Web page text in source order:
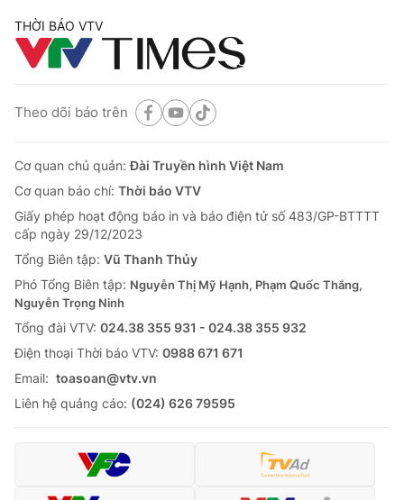
THỜI BÁO VTV
Theo dõi báo trên
Cơ quan chủ quản:Đài Truyền hình Việt Nam
Cơ quan báo chí: Thời báo VTV
Giấy phép hoạt động báo in và báo điện tử số 483/GP-BTTTT
cấp ngày 29/12/2023
Tổng Biên tập: Vũ Thanh Thủy
Phó Tổng Biên tập: Nguyễn Thị Mỹ Hạnh, Phạm Quốc Thắng,
Nguyễn Trọng Ninh
Tổng đài VTV: 024.38 355 931 - 024.38 355 932
Ðiện thoại Thời báo VTV: 0988 671 671
Email: toasoan@vtv.vn
Liên hệ quảng cáo: (024) 626 79595